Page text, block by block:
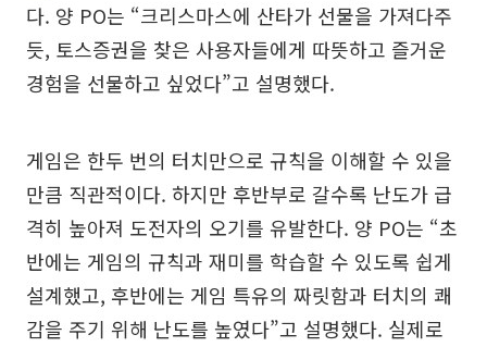
다. 양 PO는 “크리스마스에 산타가 선물을 가져다주
듯, 토스증권을 찾은 사용자들에게 따뜻하고 즐거운
경험을 선물하고 싶었다”고 설명했다.
게임은 한두 번의 터치만으로 규칙을 이해할 수 있을
만큼 직관적이다. 하지만 후반부로 갈수록 난도가 급
격히 높아져 도전자의 오기를 유발한다. 양 PO는 “초
반에는 게임의 규칙과 재미를 학습할 수 있도록 쉽게
설계했고, 후반에는 게임 특유의 짜릿함과 터치의 쾌
감을 주기 위해 난도를 높였다”고 설명했다. 실제로